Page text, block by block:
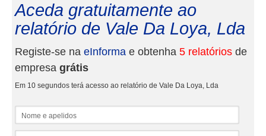
Aceda gratuitamente ao
relatório de Vale Da Loya, Lda
Registe-se na eInforma e obtenha 5 relatórios de
empresa grátis
Em 10 segundos terá acesso ao relatório de Vale Da Loya, Lda